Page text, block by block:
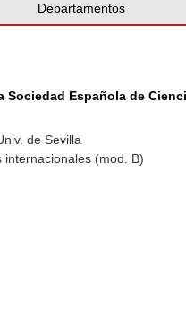
Departamentos
Sociedad Española de
de Sevilla
internacionales (mod. B)